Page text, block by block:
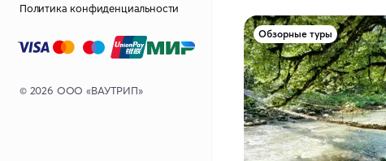
Политика конфиденциальности
© 2026 ООО «ВАУТРИП»
Обзорные туры